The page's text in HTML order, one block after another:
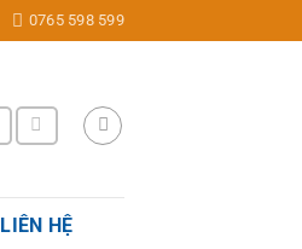
0765 598 599
LIÊN HỆ